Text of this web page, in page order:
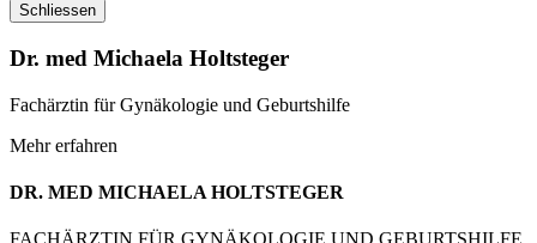
Schliessen
Dr. med Michaela Holtsteger
Fachärztin für Gynäkologie und Geburtshilfe
Mehr erfahren
DR. MED MICHAELA HOLTSTEGER